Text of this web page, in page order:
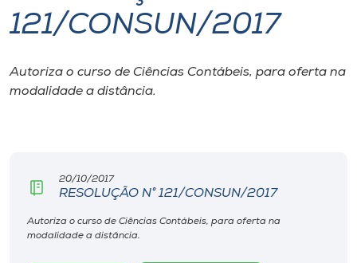
I.nova
Diplomados
CPA
Biblioteca
121/CONSUN/2017
Autoriza o curso de Ciências Contábeis, para oferta na
modalidade a distância.
20/10/2017
RESOLUÇÃO N° 121/CONSUN/2017
Autoriza o curso de Ciências Contábeis, para oferta na
modalidade a distância.